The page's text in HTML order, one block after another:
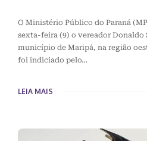
O Ministério Público do Paraná
sexta-feira (9) o vereador Donaldo
município de Maripá, na região
foi indiciado pelo…
LEIA MAIS